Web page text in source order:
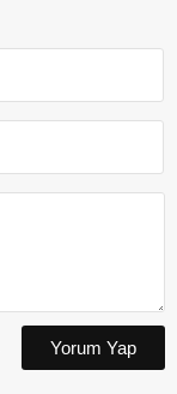
Yorum Yap